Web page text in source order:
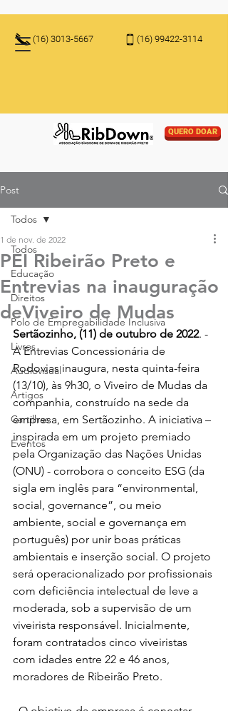
(16) 3013-5667 (16) 99422-3114
QUERO DOAR
Post
Todos
Educação
Direitos
Polo de Empregabilidade Inclusiva
Livros
Audiovisual
Artigos
Cartilhas
Eventos
Todos
PEI Ribeirão Preto e
Entrevias na inauguração
deViveiro de Mudas
1 de nov. de 2022
Sertãozinho, (11) de outubro de 2022. -
A Entrevias Concessionária de
Rodovias inaugura, nesta quinta-feira
(13/10), às 9h30, o Viveiro de Mudas da
companhia, construído na sede da
empresa, em Sertãozinho. A iniciativa –
inspirada em um projeto premiado
pela Organização das Nações Unidas
(ONU) - corrobora o conceito ESG (da
sigla em inglês para “environmental,
social, governance”, ou meio
ambiente, social e governança em
português) por unir boas práticas
ambientais e inserção social. O projeto
será operacionalizado por profissionais
com deficiência intelectual de leve a
moderada, sob a supervisão de um
viveirista responsável. Inicialmente,
foram contratados cinco viveiristas
com idades entre 22 e 46 anos,
moradores de Ribeirão Preto.